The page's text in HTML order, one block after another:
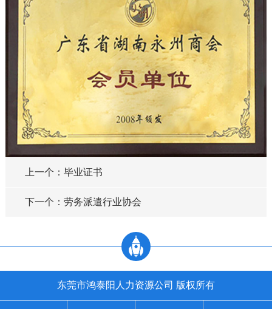
上一个：毕业证书
下一个：劳务派遣行业协会
东莞市鸿泰阳人力资源公司 版权所有